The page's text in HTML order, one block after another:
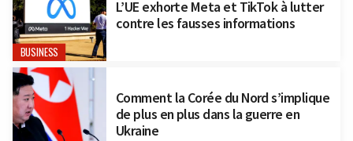
BUSINESS
L’UE exhorte Meta et TikTok à lutter
contre les fausses informations
Comment la Corée du Nord s’implique
de plus en plus dans la guerre en
Ukraine